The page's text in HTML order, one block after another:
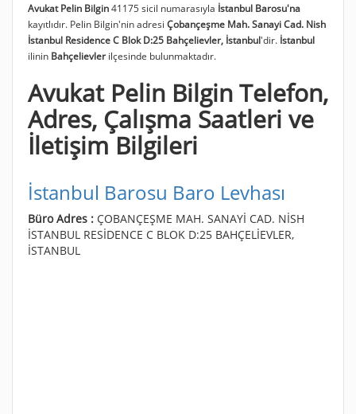
Avukat Pelin Bilgin41175 sicil numarasıyla İstanbul Barosu'na
kayıtlıdır. Pelin Bilgin'nin adresi Çobançeşme Mah. Sanayi Cad. Nish
İstanbul Residence C Blok D:25 Bahçelievler, İstanbul'dir. İstanbul
ilinin Bahçelievler ilçesinde bulunmaktadır.
Avukat Pelin Bilgin Telefon,
Adres, Çalışma Saatleri ve
İletişim Bilgileri
İstanbul Barosu Baro Levhası
Büro Adres : ÇOBANÇEŞME MAH. SANAYİ CAD. NİSH
İSTANBUL RESİDENCE C BLOK D:25 BAHÇELİEVLER,
İSTANBUL